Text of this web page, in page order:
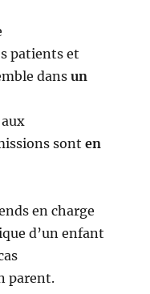
patients et
dansun
sonten
en charge
d’un enfant
parent.